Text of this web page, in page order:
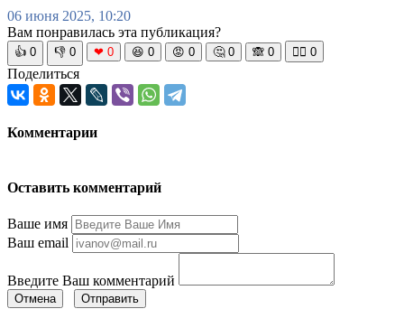
06 июня 2025, 10:20
Вам понравилась эта публикация?
👍 0 👎 0 ❤ 0 😆 0 😡 0 🤔 0 🙈 0 🧘‍♀️ 0
Поделиться
Комментарии
Оставить комментарий
Ваше имя
Ваш email
Введите Ваш комментарий
Отмена Отправить